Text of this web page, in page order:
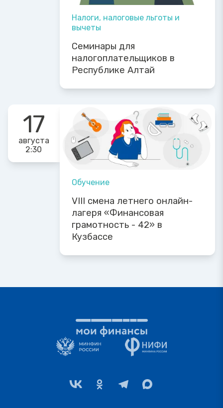
Налоги, налоговые льготы и
вычеты
Семинары для
налогоплательщиков в
Республике Алтай
17
августа
2:30
Обучение
VIII смена летнего онлайн-
лагеря «Финансовая
грамотность - 42» в
Кузбассе